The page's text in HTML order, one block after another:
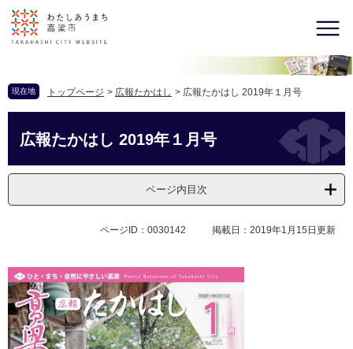
現在地 トップページ > 広報たかはし > 広報たかはし 2019年１月号
広報たかはし 2019年１月号
ページ内目次
ページID：0030142 掲載日：2019年1月15日更新